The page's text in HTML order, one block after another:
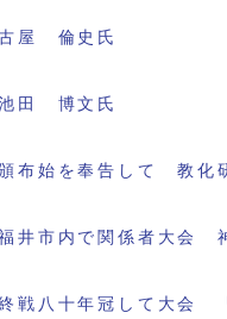
屋 倫史氏
田 博文氏
布始を奉告して 教化
井市内で関係者大会
戦八十年冠して大会